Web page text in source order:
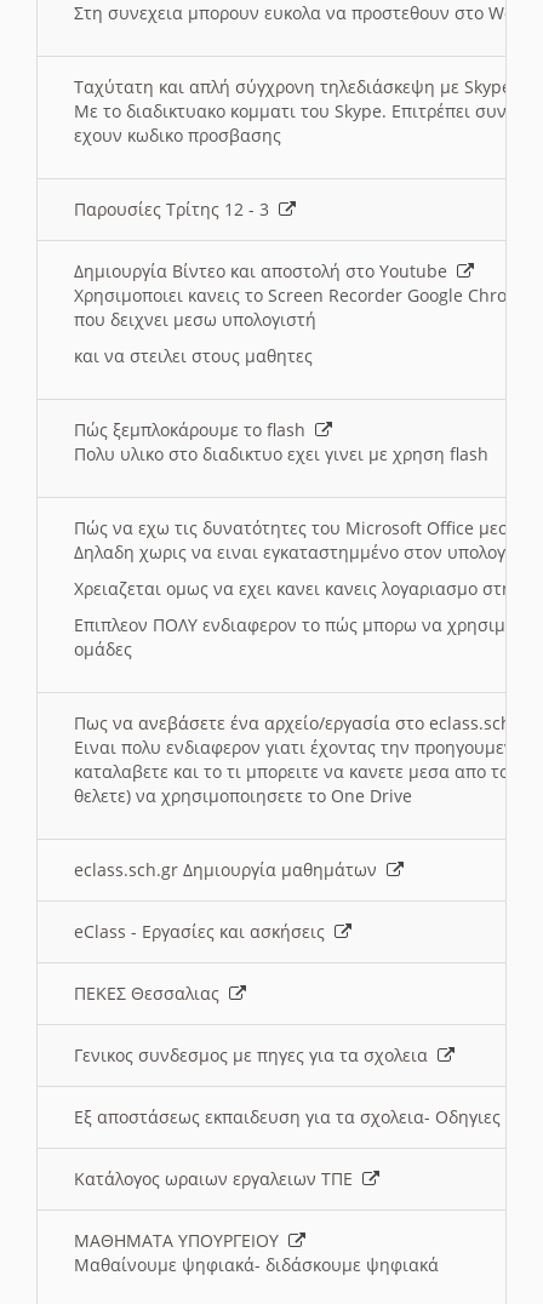
Στη συνεχεια μπορουν ευκολα να προστεθουν στο Word
Ταχύτατη και απλή σύγχρονη τηλεδιάσκεψη με Skype
Με το διαδικτυακο κομματι του Skype. Επιτρέπει
εχουν κωδικο προσβασης
Παρουσίες Τρίτης 12 - 3
Δημιουργία Βίντεο και αποστολή στο Youtube
Χρησιμοποιει κανεις το Screen Recorder Google Chrome
που δειχνει μεσω υπολογιστή
και να στειλει στους μαθητες
Πώς ξεμπλοκάρουμε το flash
Πολυ υλικο στο διαδικτυο εχει γινει με χρηση flash
Πώς να εχω τις δυνατότητες του Microsoft Office μεσω
Δηλαδη χωρις να ειναι εγκαταστημμένο στον
Χρειαζεται ομως να εχει κανει κανεις λογαριασμο στη
Επιπλεον ΠΟΛΥ ενδιαφερον το πώς μπορω να
ομάδες
Πως να ανεβάσετε ένα αρχείο/εργασία στο eclass.sch.gr
Ειναι πολυ ενδιαφερον γιατι έχοντας την
καταλαβετε και το τι μπορειτε να κανετε μεσα απο το
θελετε) να χρησιμοποιησετε το One Drive
eclass.sch.gr Δημιουργία μαθημάτων
eClass - Εργασίες και ασκήσεις
ΠΕΚΕΣ Θεσσαλιας
Γενικος συνδεσμος με πηγες για τα σχολεια
Εξ αποστάσεως εκπαιδευση για τα σχολεια- Οδηγιες
Κατάλογος ωραιων εργαλειων ΤΠΕ
ΜΑΘΗΜΑΤΑ ΥΠΟΥΡΓΕΙΟΥ
Μαθαίνουμε ψηφιακά- διδάσκουμε ψηφιακά